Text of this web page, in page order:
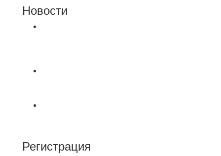
Новости
Регистрация